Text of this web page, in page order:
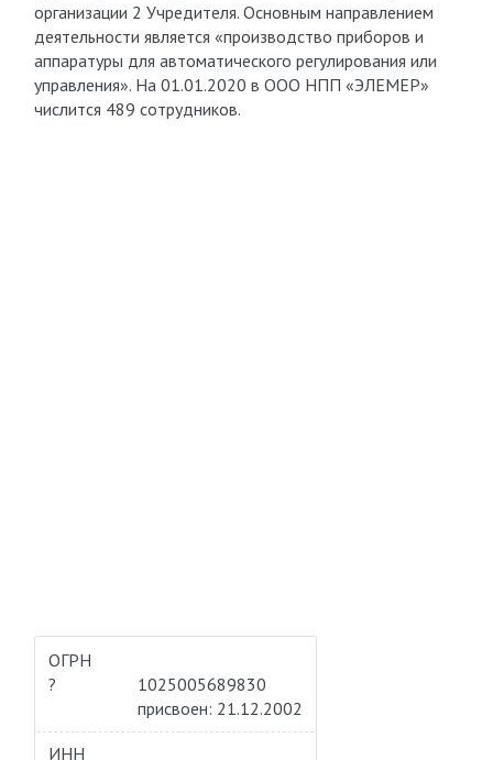
организации 2 Учредителя. Основным направлением
деятельности является «производство приборов и
аппаратуры для автоматического регулирования или
управления». На 01.01.2020 в ООО НПП «ЭЛЕМЕР»
числится 489 сотрудников.
ОГРН
?
1025005689830
присвоен: 21.12.2002
ИНН